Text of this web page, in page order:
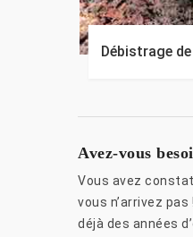
Débistrage
Avez-vous
Vous avez
vous n’arrivez
déjà des années